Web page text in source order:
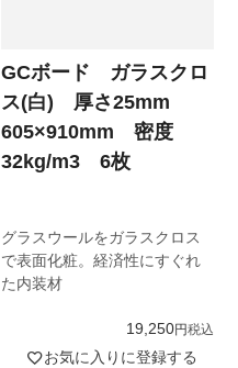
グラスウールをガラスクロス
で表面化粧。経済性にすぐれ
た内装材
GCボード ガラスクロ
ス(白) 厚さ25mm
605×910mm 密度
32kg/m3 6枚
19,250 税込
お気に入りに登録する